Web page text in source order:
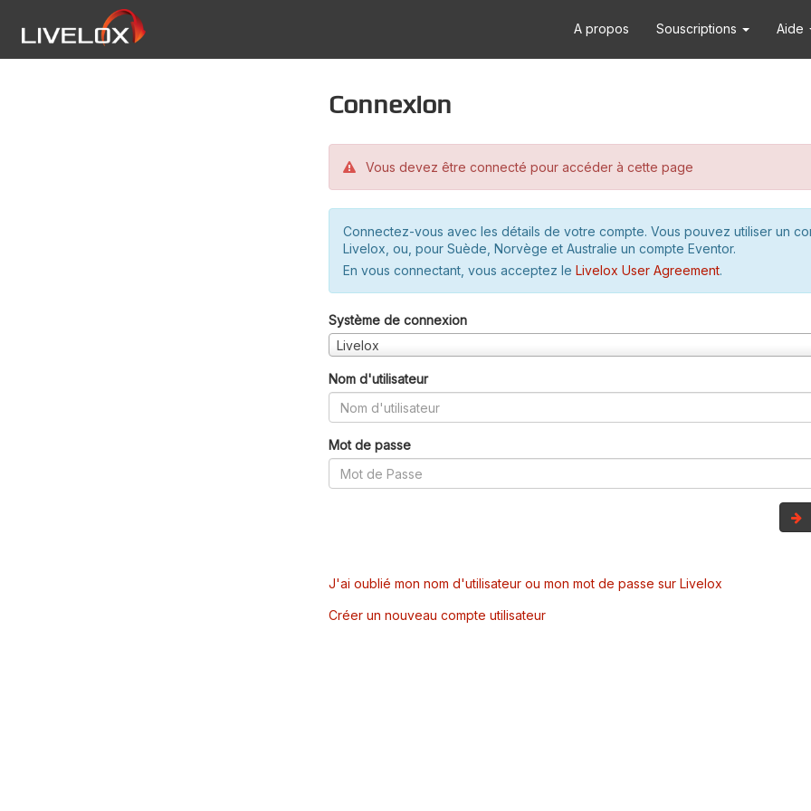
A propos Souscriptions Aide
Connexion
Vous devez être connecté pour accéder à cette page
Connectez-vous avec les détails de votre compte. Vous pouvez utiliser un
Livelox, ou, pour Suède, Norvège et Australie un compte Eventor.
En vous connectant, vous acceptez le Livelox User Agreement.
Système de connexion
Livelox
Nom d'utilisateur
Mot de passe
J'ai oublié mon nom d'utilisateur ou mon mot de passe sur Livelox
Créer un nouveau compte utilisateur